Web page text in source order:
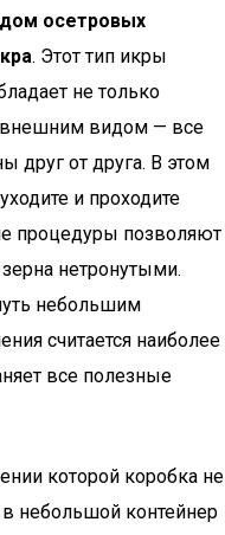
осетровых
. Этот тип икры
не только
видом — все
друг от друга. В этом
и проходите
процедуры позволяют
нетронутыми.
небольшим
считается наиболее
все полезные
которой коробка не
в небольшой контейнер